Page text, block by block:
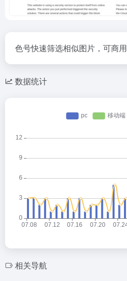
色号快速筛选相似图片，可商用
数据统计
相关导航